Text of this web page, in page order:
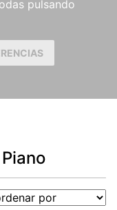
pulsando
Piano